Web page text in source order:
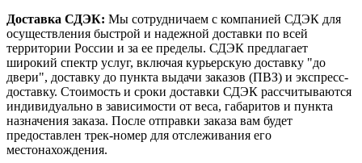
Доставка СДЭК: Мы сотрудничаем с компанией СДЭК для
осуществления быстрой и надежной доставки по всей
территории России и за ее пределы. СДЭК предлагает
широкий спектр услуг, включая курьерскую доставку "до
двери", доставку до пункта выдачи заказов (ПВЗ) и экспресс-
доставку. Стоимость и сроки доставки СДЭК рассчитываются
индивидуально в зависимости от веса, габаритов и пункта
назначения заказа. После отправки заказа вам будет
предоставлен трек-номер для отслеживания его
местонахождения.